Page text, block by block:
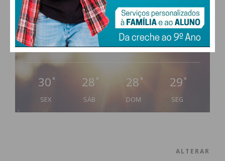
19°
clear sky
80% humidade
vento: 1m/s ESE
MAX 19 • MIN 19
30 °
SEX
28 °
SÁB
28 °
DOM
29 °
SEG
ALTERAR